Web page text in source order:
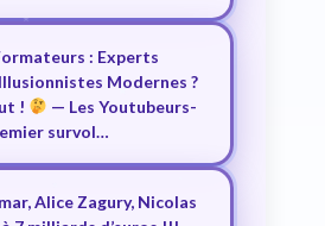
: Experts
Modernes ?
!
— Les Youtubeurs-
survol…
Alice Zagury, Nicolas